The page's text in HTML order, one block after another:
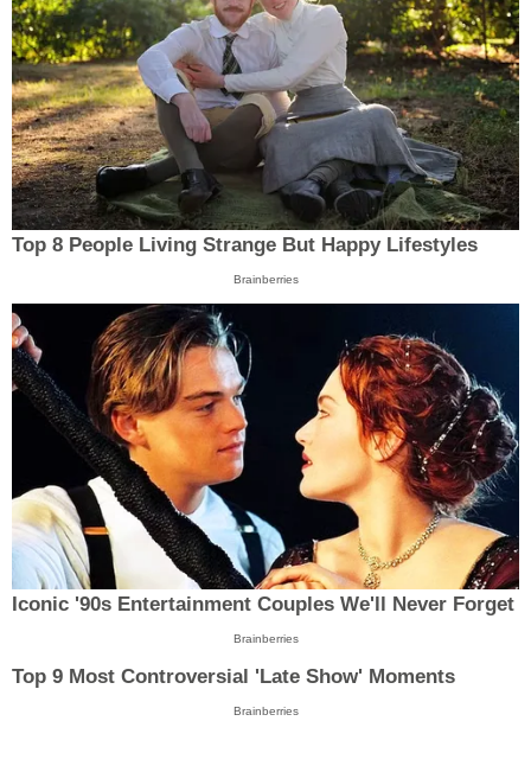
Top 8 People Living Strange But Happy Lifestyles
Brainberries
Iconic '90s Entertainment Couples We'll Never Forget
Brainberries
Top 9 Most Controversial 'Late Show' Moments
Brainberries